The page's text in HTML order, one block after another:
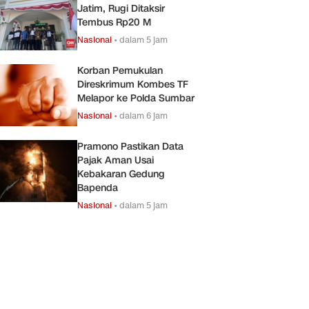
Jatim, Rugi Ditaksir
Tembus Rp20 M
Nasional •dalam 5 jam
Korban Pemukulan
Direskrimum Kombes TF
Melapor ke Polda Sumbar
Nasional •dalam 6 jam
Pramono Pastikan Data
Pajak Aman Usai
Kebakaran Gedung
Bapenda
Nasional •dalam 5 jam